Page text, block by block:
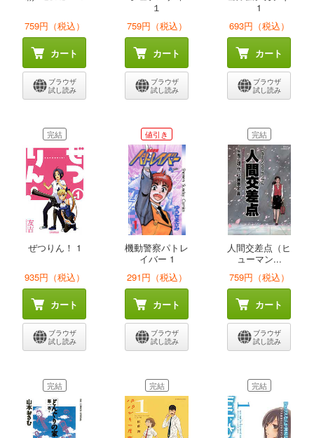
759円（税込）
カート
ブラウザ
試し読み
１
759円（税込）
カート
ブラウザ
試し読み
1
693円（税込）
カート
ブラウザ
試し読み
完結
ぜつりん！ 1
935円（税込）
カート
ブラウザ
試し読み
値引き
機動警察パトレ
イバー 1
291円（税込）
カート
ブラウザ
試し読み
完結
人間交差点（ヒ
ューマン...
759円（税込）
カート
ブラウザ
試し読み
完結 完結 完結